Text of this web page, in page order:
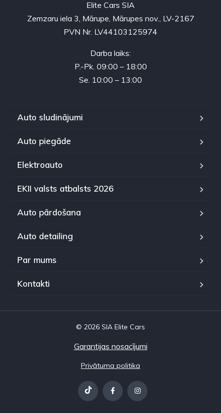
Elite Cars SIA
Zemzaru iela 3, Mārupe, Mārupes nov., LV-2167
PVN Nr. LV44103125974
Darba laiks:
P.-Pk. 09:00 – 18:00
Se. 10:00 – 13:00
Auto sludinājumi
Auto piegāde
Elektroauto
EKII valsts atbalsts 2026
Auto pārdošana
Auto detailing
Par mums
Kontakti
© 2026 SIA Elite Cars
Garantijas nosacījumi
Privātuma politika